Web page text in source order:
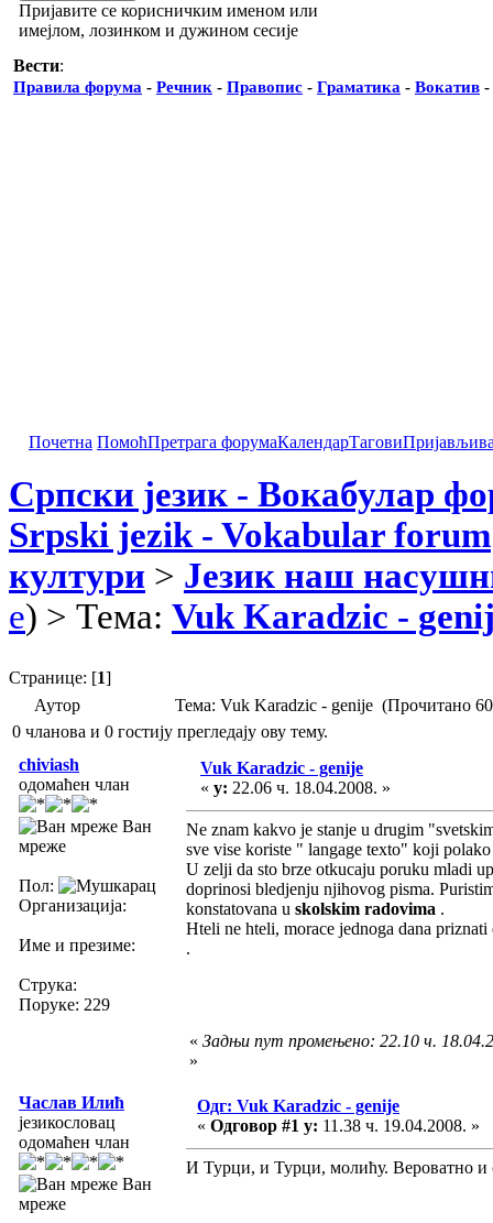
Пријавите се корисничким именом или
имејлом, лозинком и дужином сесије
Вести:
Правила форума - Речник - Правопис - Граматика - Вокатив -
Почетна ПомоћПретрага форумаКалендарТагови
Српски језик - Вокабулар
Srpski jezik - Vokabular forum
култури > Језик наш
e) > Тема: Vuk Karadzic -
Странице: [1]
Аутор
Тема: Vuk Karadzic - genije (Прочитано
0 чланова и 0 гостију прегледају ову тему.
chiviash
одомаћен члан
Ван
мреже
Пол:
Организација:
Име и презиме:
Струка:
Поруке: 229
Vuk Karadzic - genije
« у: 22.06 ч. 18.04.2008. »
Ne znam kakvo je stanje u drugim
sve vise koriste " langage texto" koji
U zelji da sto brze otkucaju poruku mladi
doprinosi bledjenju njihovog pisma.
konstatovana u skolskim radovima .
Hteli ne hteli, morace jednoga dana
.
« Задњи пут промењено: 22.10 ч.
»
Часлав Илић
језикословац
одомаћен члан
Ван
мреже
Одг: Vuk Karadzic - genije
« Одговор #1 у: 11.38 ч. 19.04.2008. »
И Турци, и Турци, молићу. Вероватно и